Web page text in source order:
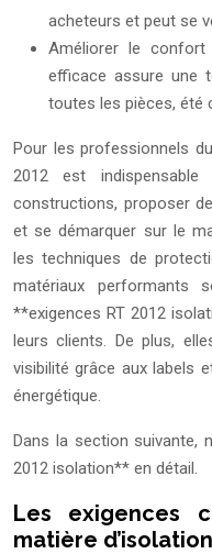
acheteurs et peut se
Améliorer le
efficace assure une
toutes les pièces, été
Pour les professionnels
2012 est
constructions, proposer
et se démarquer sur le
les techniques de
matériaux performants
**exigences RT 2012
leurs clients. De plus,
visibilité grâce aux labels
énergétique.
Dans la section suivante,
2012 isolation** en détail.
Les exigences
matière